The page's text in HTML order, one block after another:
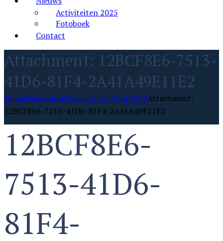
Activiteiten 2025
Fotoboek
Contact
Attachment: 12BCF8E6-7513-
41D6-81F4-2A41A49E11E2
HomeNieuwsbriefNieuwsbrief Juni 2018Attachment:
12BCF8E6-7513-41D6-81F4-2A41A49E11E2
12BCF8E6-
7513-41D6-
81F4-